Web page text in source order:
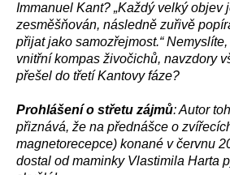
Immanuel Kant? „Každý velký objev
zesměšňován, následně zuřivě
přijat jako samozřejmost.“
vnitřní kompas živočichů, navzdory
přešel do třetí Kantovy fáze?
Prohlášení o střetu zájmů: Autor
přiznává, že na přednášce o
magnetorecepce) konané v červnu
dostal od maminky Vlastimila Harta